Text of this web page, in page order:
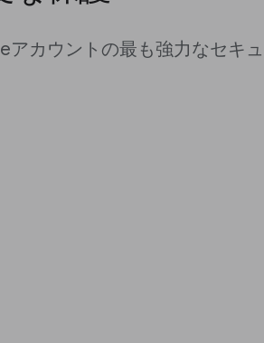
アカウントの最も強力なセキュ